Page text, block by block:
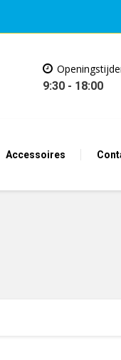
Accessoires
9:30 - 18:00